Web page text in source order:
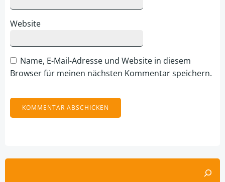
Website
Name, E-Mail-Adresse und Website in diesem
Browser für meinen nächsten Kommentar speichern.